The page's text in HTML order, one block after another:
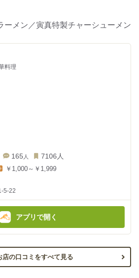
ーメン／寅真特製チャーシューメン
料理
165 人 7106 人
￥1,000～￥1,999
5-22
アプリで開く
店の口コミをすべて見る